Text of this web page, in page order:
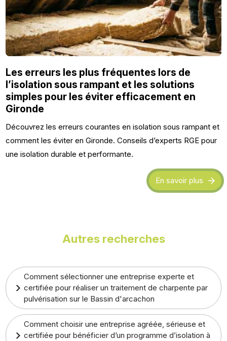
Les erreurs les plus fréquentes lors de
l’isolation sous rampant et les solutions
simples pour les éviter efficacement en
Gironde
Découvrez les erreurs courantes en isolation sous rampant et
comment les éviter en Gironde. Conseils d’experts RGE pour
une isolation durable et performante.
En savoir plus
Autres recherches
Comment sélectionner une entreprise experte et
certifiée pour réaliser un traitement de charpente par
pulvérisation sur le Bassin d'arcachon
Comment choisir une entreprise agréée, sérieuse et
certifiée pour bénéficier d’un programme d’isolation à